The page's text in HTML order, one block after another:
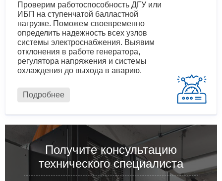
Проверим работоспособность ДГУ или
ИБП на ступенчатой балластной
нагрузке. Поможем своевременно
определить надежность всех узлов
системы электроснабжения. Выявим
отклонения в работе генератора,
регулятора напряжения и системы
охлаждения до выхода в аварию.
Подробнее
Получите консультацию
технического специалиста